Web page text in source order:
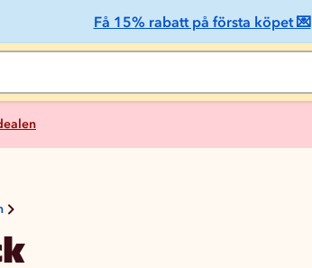
Få 15% rabatt på första köpet 💌